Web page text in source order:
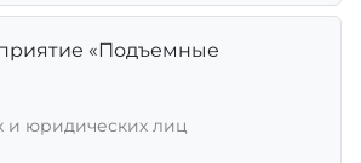
«Подъемные
и юридических лиц